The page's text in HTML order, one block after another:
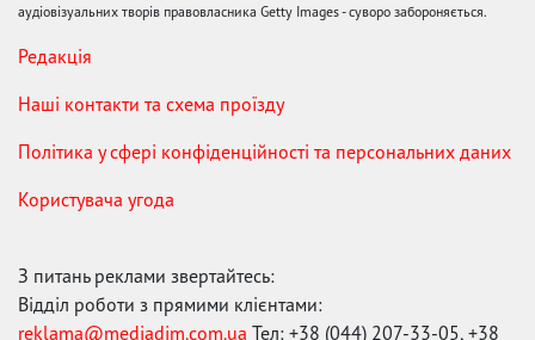
аудіовізуальних творів правовласника Getty Images - суворо забороняється.
Редакція
Наші контакти та схема проїзду
Політика у сфері конфіденційності та персональних даних
Користувача угода
З питань реклами звертайтесь:
Відділ роботи з прямими клієнтами:
reklama@mediadim.com.ua Тел: +38 (044) 207-33-05, +38